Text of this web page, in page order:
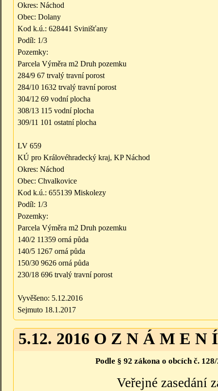
Okres: Náchod
Obec: Dolany
Kod k.ú.: 628441 Svinišťany
Podíl: 1/3
Pozemky:
Parcela Výměra m2 Druh pozemku
284/9 67 trvalý travní porost
284/10 1632 trvalý travní porost
304/12 69 vodní plocha
308/13 115 vodní plocha
309/11 101 ostatní plocha
LV 659
KÚ pro Královéhradecký kraj, KP Náchod
Okres: Náchod
Obec: Chvalkovice
Kod k.ú.: 655139 Miskolezy
Podíl: 1/3
Pozemky:
Parcela Výměra m2 Druh pozemku
140/2 11359 orná půda
140/5 1267 orná půda
150/30 9626 orná půda
230/18 696 trvalý travní porost
Vyvěšeno: 5.12.2016
Sejmuto 18.1.2017
5.12. 2016 O Z N Á M E N Í
Podle § 92 zákona o obcích č.
Veřejné zasedání